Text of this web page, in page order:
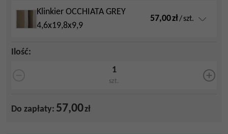
Klinkier OCCHIATA GREY
4,6x19,8x9,9
57,00zł/szt.
Ilość:
szt.
Do zapłaty: 57,00zł